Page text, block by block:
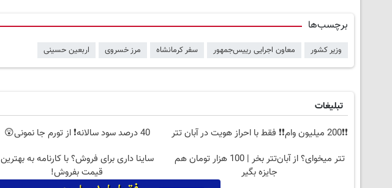
برچسب‌ها
وزیر کشور معاون اجرایی رییس‌جمهور سفر کرمانشاه مرز خسروی اربعین حسینی
تبلیغات
❗❗200 میلیون وام❗❗ فقط با احراز هویت در آبان تتر
40 درصد سود سالانه❗ از تورم جا نمونی😲
تتر میخوای؟ از آبان‌تتر بخر | 100 هزار تومان هم
جایزه بگیر
ساینا داری برای فروش؟ با کارنامه به بهترین
قیمت بفروش!